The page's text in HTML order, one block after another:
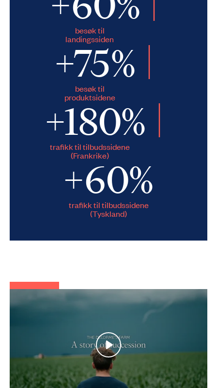
besøk til
landingssiden
+75%
besøk til
produktsidene
+180%
trafikk til tilbudssidene
(Frankrike)
+60%
trafikk til tilbudssidene
(Tyskland)
Play